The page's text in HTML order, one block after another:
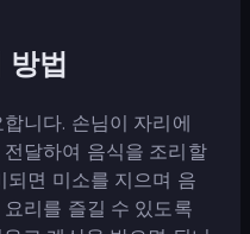
법
니다. 손님이 자리에
달하여 음식을 조리할
되면 미소를 지으며 음
리를 즐길 수 있도록